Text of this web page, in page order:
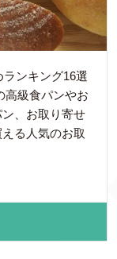
ンキング16選
高級食パンやお
、お取り寄せ
る人気のお取